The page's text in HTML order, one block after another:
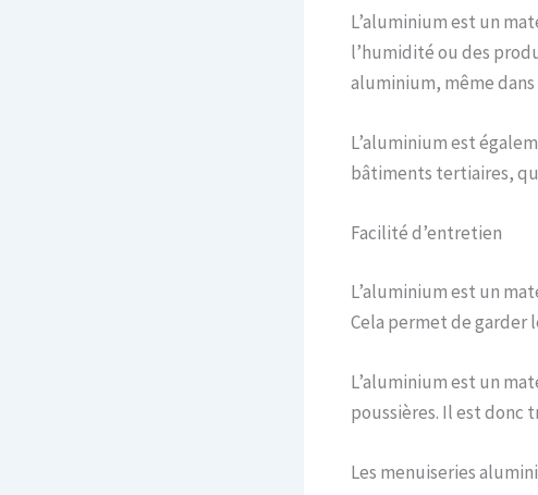
L’aluminium est un
l’humidité ou des
aluminium, même
L’aluminium est
bâtiments tertiaires,
Facilité d’entretien
L’aluminium est un
Cela permet de garder
L’aluminium est un
poussières. Il est donc
Les menuiseries